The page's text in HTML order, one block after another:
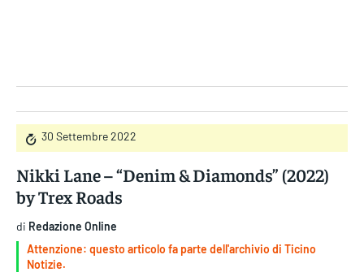
30 Settembre 2022
Nikki Lane – “Denim & Diamonds” (2022)
by Trex Roads
di Redazione Online
Attenzione: questo articolo fa parte dell'archivio di Ticino
Notizie.